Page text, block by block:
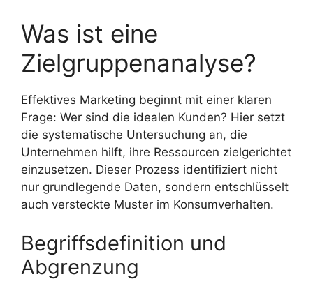
Was ist eine
Zielgruppenanalyse?
Effektives Marketing beginnt mit einer klaren
Frage: Wer sind die idealen Kunden? Hier setzt
die systematische Untersuchung an, die
Unternehmen hilft, ihre Ressourcen zielgerichtet
einzusetzen. Dieser Prozess identifiziert nicht
nur grundlegende Daten, sondern entschlüsselt
auch versteckte Muster im Konsumverhalten.
Begriffsdefinition und
Abgrenzung